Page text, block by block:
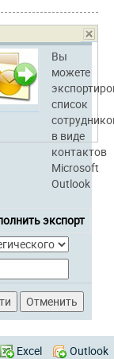
Вы
можете
список
в виде
контактов
Microsoft
Outlook
экспорт
Excel Outlook